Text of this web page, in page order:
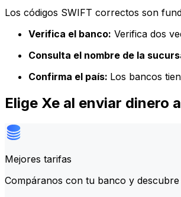
Los códigos SWIFT correctos son
Verifica el banco: Verifica dos
Consulta el nombre de la
Confirma el país: Los bancos
Elige Xe al enviar dinero
Mejores tarifas
Compáranos con tu banco y